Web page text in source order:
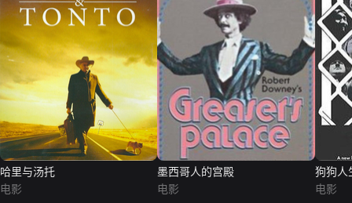
哈里与汤托
电影
墨西哥人的宫殿
电影
狗狗人
电影